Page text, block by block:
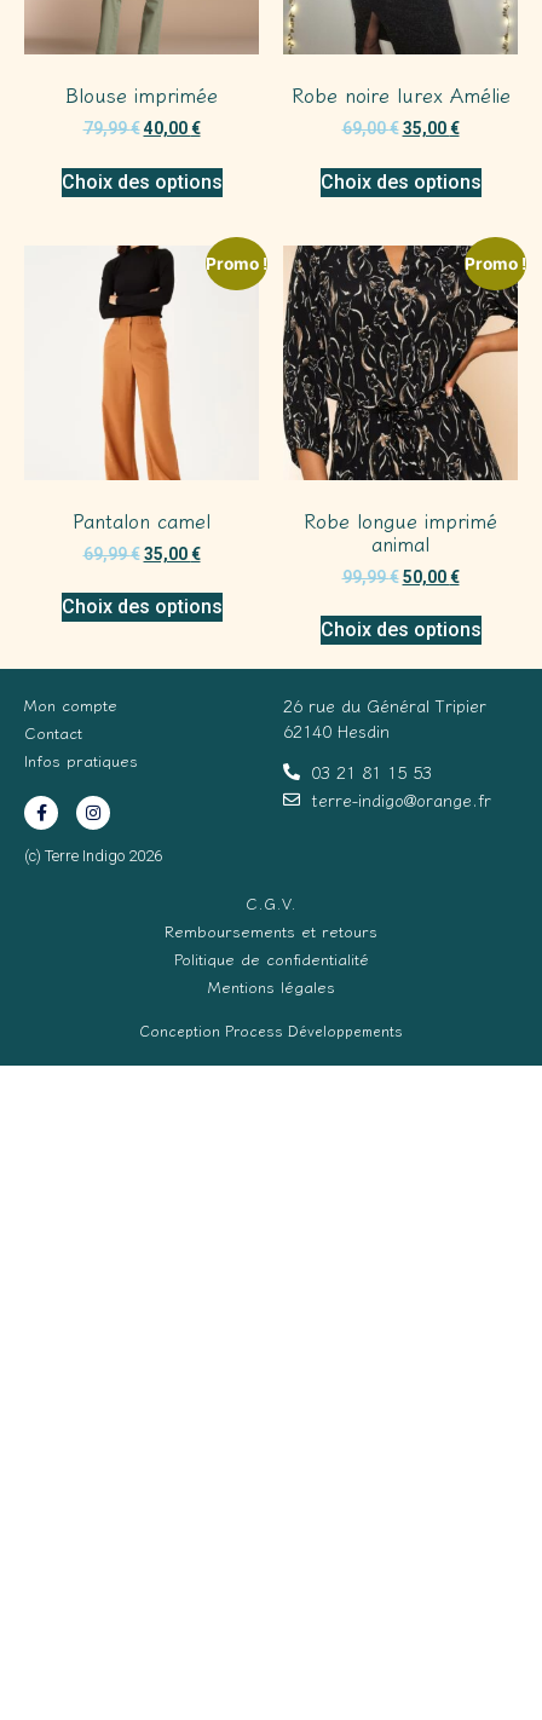
Blouse imprimée
79,99€ 40,00€
Choix des options
Robe noire lurex Amélie
69,00€ 35,00€
Choix des options
Promo !
Pantalon camel
69,99€ 35,00€
Choix des options
Promo !
Robe longue imprimé
animal
99,99€ 50,00€
Choix des options
Mon compte
Contact
Infos pratiques
(c) Terre Indigo 2026
26 rue du Général Tripier
62140 Hesdin
03 21 81 15 53
terre-indigo@orange.fr
C.G.V.
Remboursements et retours
Politique de confidentialité
Mentions légales
Conception Process Développements